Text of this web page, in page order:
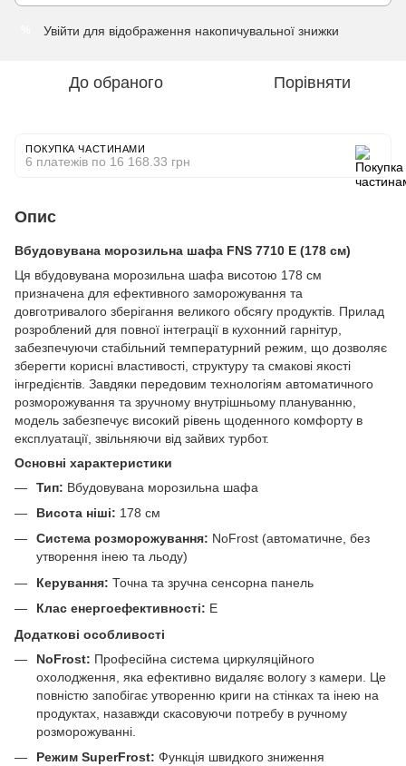
Увійти для відображення накопичувальної знижки
До обраного Порівняти
ПОКУПКА ЧАСТИНАМИ
6 платежів по 16 168.33 грн
Опис
Вбудовувана морозильна шафа FNS 7710 E (178 см)
Ця вбудовувана морозильна шафа висотою 178 см
призначена для ефективного заморожування та
довготривалого зберігання великого обсягу продуктів. Прилад
розроблений для повної інтеграції в кухонний гарнітур,
забезпечуючи стабільний температурний режим, що дозволяє
зберегти корисні властивості, структуру та смакові якості
інгредієнтів. Завдяки передовим технологіям автоматичного
розморожування та зручному внутрішньому плануванню,
модель забезпечує високий рівень щоденного комфорту в
експлуатації, звільняючи від зайвих турбот.
Основні характеристики
Тип: Вбудовувана морозильна шафа
Висота ніші: 178 см
Система розморожування: NoFrost (автоматичне, без
утворення інею та льоду)
Керування: Точна та зручна сенсорна панель
Клас енергоефективності: E
Додаткові особливості
NoFrost: Професійна система циркуляційного
охолодження, яка ефективно видаляє вологу з камери. Це
повністю запобігає утворенню криги на стінках та інею на
продуктах, назавжди скасовуючи потребу в ручному
розморожуванні.
Режим SuperFrost: Функція швидкого зниження